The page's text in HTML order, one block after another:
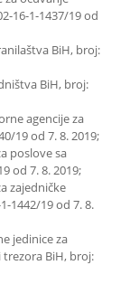
16-1-1437/19 od
BiH, broj:
BiH, broj:
agencije za
19 od 7. 8. 2019;
poslove sa
od 7. 8. 2019;
zajedničke
1442/19 od 7. 8.
jedinice za
BiH, broj: